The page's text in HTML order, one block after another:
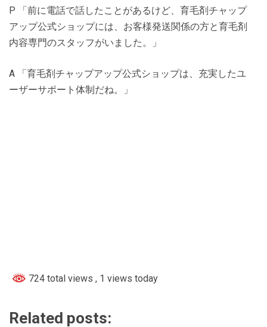
P 「前に電話で話したことがあるけど、育毛剤チャップ
アップ公式ショップには、お客様発送関係の方と育毛剤
内容専門のスタッフがいました。」
A 「育毛剤チャップアップ公式ショップは、充実したユ
ーザーサポート体制だね。」
724 total views , 1 views today
Related posts: